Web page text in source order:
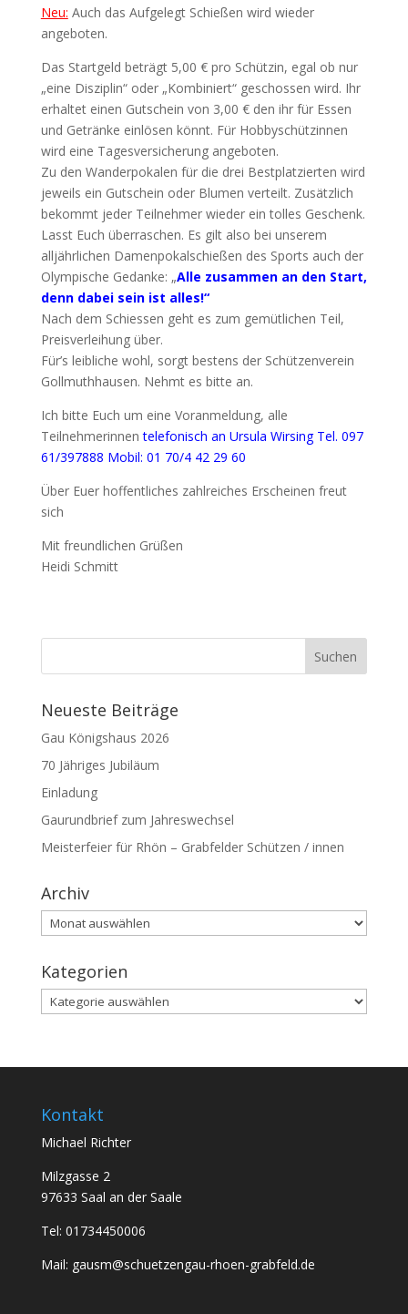
Neu: Auch das Aufgelegt Schießen wird wieder
angeboten.
Das Startgeld beträgt 5,00 € pro Schützin, egal ob nur
„eine Disziplin“ oder „Kombiniert“ geschossen wird. Ihr
erhaltet einen Gutschein von 3,00 € den ihr für Essen
und Getränke einlösen könnt. Für Hobbyschützinnen
wird eine Tagesversicherung angeboten.
Zu den Wanderpokalen für die drei Bestplatzierten wird
jeweils ein Gutschein oder Blumen verteilt. Zusätzlich
bekommt jeder Teilnehmer wieder ein tolles Geschenk.
Lasst Euch überraschen. Es gilt also bei unserem
alljährlichen Damenpokalschießen des Sports auch der
Olympische Gedanke: „Alle zusammen an den Start,
denn dabei sein ist alles!“
Nach dem Schiessen geht es zum gemütlichen Teil,
Preisverleihung über.
Für’s leibliche wohl, sorgt bestens der Schützenverein
Gollmuthhausen. Nehmt es bitte an.
Ich bitte Euch um eine Voranmeldung, alle
Teilnehmerinnen telefonisch an Ursula Wirsing Tel. 097
61/397888 Mobil: 01 70/4 42 29 60
Über Euer hoffentliches zahlreiches Erscheinen freut
sich
Mit freundlichen Grüßen
Heidi Schmitt
Neueste Beiträge
Gau Königshaus 2026
70 Jähriges Jubiläum
Einladung
Gaurundbrief zum Jahreswechsel
Meisterfeier für Rhön – Grabfelder Schützen / innen
Archiv
Archiv
Kategorien
Kategorien
Kontakt
Michael Richter
Milzgasse 2
97633 Saal an der Saale
Tel: 01734450006
Mail: gausm@schuetzengau-rhoen-grabfeld.de